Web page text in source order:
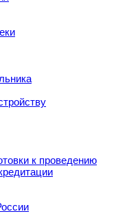
к проведению